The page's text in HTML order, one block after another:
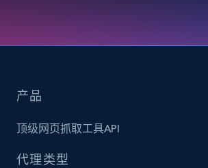
IMDB media
Title, Popularity, Genres,
产品
顶级网页抓取工具API
代理类型